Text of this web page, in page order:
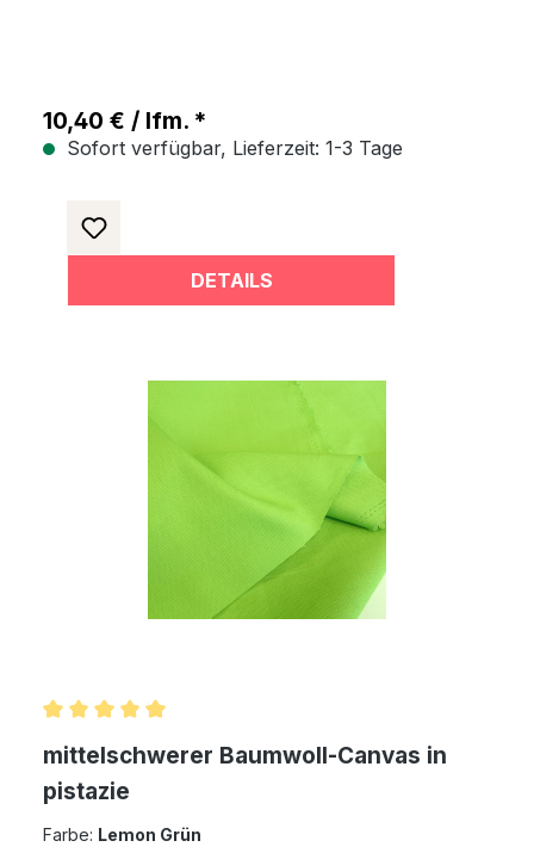
10,40 € / lfm. *
Sofort verfügbar, Lieferzeit: 1-3 Tage
DETAILS
mittelschwerer Baumwoll-Canvas in
pistazie
Farbe: Lemon Grün